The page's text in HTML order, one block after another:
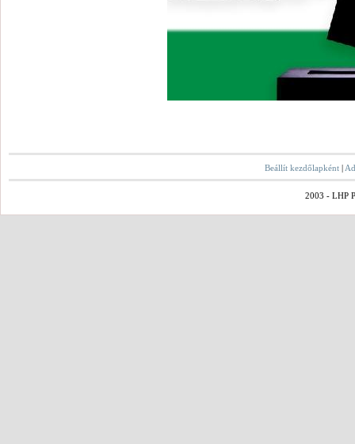
Beállít kezdőlapként |
2003 - LHP